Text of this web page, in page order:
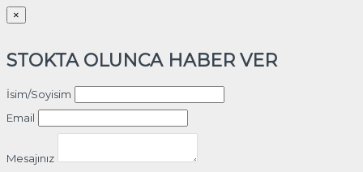
×
STOKTA OLUNCA HABER VER
İsim/Soyisim
Email
Mesajınız